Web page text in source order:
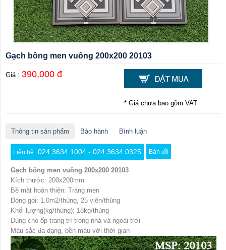
Gạch bông men vuông 200x200 20103
Giá : 390,000 đ
* Giá chưa bao gồm VAT
Thông tin sản phẩm Bảo hành Bình luận
Liên hệ 024 3634 1004 - 024 3634 0325 Bản đồ
Gạch bông men vuông 200x200 20103
Kích thước: 200x200mm
Bề mặt hoàn thiện: Tráng men
Đóng gói: 1.0m2/thùng, 25 viên/thùng
Khối lượng(kg/thùng): 18kg/thùng
Dùng cho ốp trang trí trong nhà và ngoài trời
Màu sắc đa dạng, bền màu với thời gian